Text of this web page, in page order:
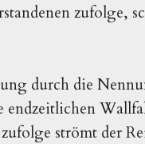
zufolge,
durch die
strömt der